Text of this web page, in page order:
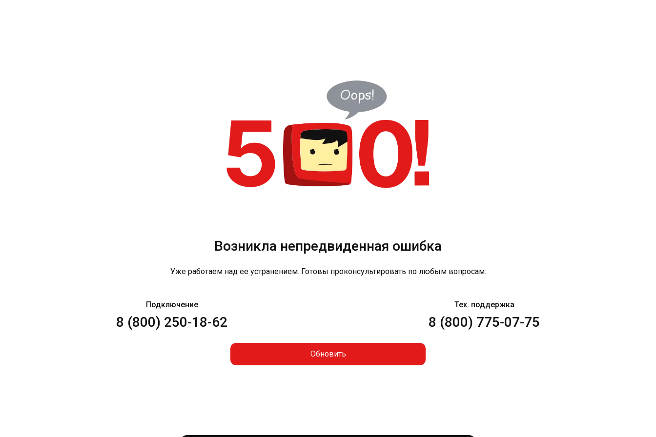
Возникла непредвиденная ошибка
Уже работаем над ее устранением. Готовы проконсультировать по любым вопросам:
Подключение
8 (800) 250-18-62
Тех. поддержка
8 (800) 775-07-75
Обновить